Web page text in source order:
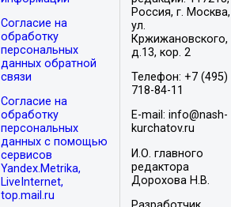
Согласие на
обработку
персональных
данных обратной
связи
Согласие на
обработку
персональных
данных с помощью
сервисов
Yandex.Metrika,
LiveInternet,
top.mail.ru
Россия, г. Москва,
ул.
Кржижановского,
д.13, кор. 2
Телефон: +7 (495)
718-84-11
E-mail: info@nash-
kurchatov.ru
И.О. главного
редактора
Дорохова Н.В.